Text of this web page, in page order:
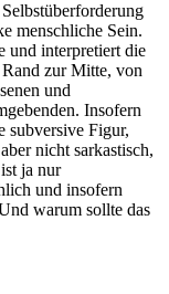
menschliche Sein.
und interpretiert die
zur Mitte, von
und
Insofern
subversive Figur,
nicht sarkastisch,
ja nur
und insofern
warum sollte das